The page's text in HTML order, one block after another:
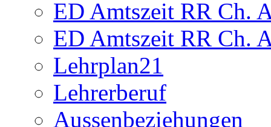
ED Amtszeit RR Ch.
ED Amtszeit RR Ch.
Lehrplan21
Lehrerberuf
Aussenbeziehungen